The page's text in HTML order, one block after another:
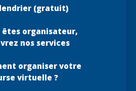
(gratuit)
êtes organisateur,
nos services
organiser votre
virtuelle ?